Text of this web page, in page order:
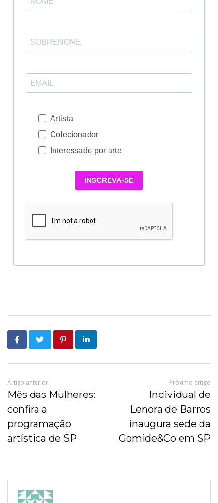
Artista
Colecionador
Interessado por arte
INSCREVA-SE
Artigo anterior
Mês das Mulheres:
confira a
programação
artística de SP
Próximo artigo
Individual de
Lenora de Barros
inaugura sede da
Gomide&Co em SP